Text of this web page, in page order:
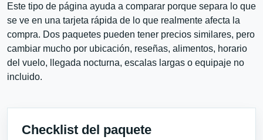
Este tipo de página ayuda a comparar porque separa lo que
se ve en una tarjeta rápida de lo que realmente afecta la
compra. Dos paquetes pueden tener precios similares, pero
cambiar mucho por ubicación, reseñas, alimentos, horario
del vuelo, llegada nocturna, escalas largas o equipaje no
incluido.
Checklist del paquete